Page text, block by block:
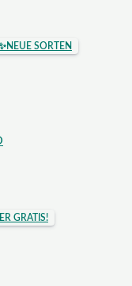
NEUE SORTEN
GRATIS!